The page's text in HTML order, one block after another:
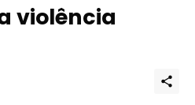
violência